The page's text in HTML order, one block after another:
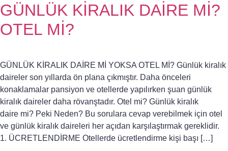
GÜNLÜK KİRALIK DAİRE Mİ?
OTEL Mİ?
GÜNLÜK KİRALIK DAİRE Mİ YOKSA OTEL Mİ? Günlük kiralık
daireler son yıllarda ön plana çıkmıştır. Daha önceleri
konaklamalar pansiyon ve otellerde yapılırken şuan günlük
kiralık daireler daha rövanştadır. Otel mi? Günlük kiralık
daire mi? Peki Neden? Bu sorulara cevap verebilmek için otel
ve günlük kiralık daireleri her açıdan karşılaştırmak gereklidir.
1. ÜCRETLENDİRME Otellerde ücretlendirme kişi başı […]